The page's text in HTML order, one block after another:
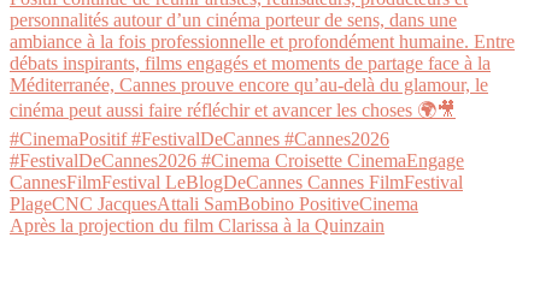
Après la projection du film Clarissa à la Quinzain